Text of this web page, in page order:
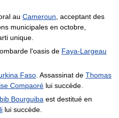
au Cameroun , acceptant des
municipales en octobre,
unique.
l'oasis de Faya-Largeau
Faso . Assassinat de Thomas
Compaoré lui succède.
Bourguiba est destitué en
lui succède.